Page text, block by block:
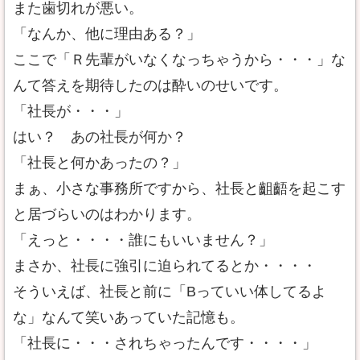
また歯切れが悪い。
「なんか、他に理由ある？」
ここで「Ｒ先輩がいなくなっちゃうから・・・」な
んて答えを期待したのは酔いのせいです。
「社長が・・・」
はい？ あの社長が何か？
「社長と何かあったの？」
まぁ、小さな事務所ですから、社長と齟齬を起こす
と居づらいのはわかります。
「えっと・・・・誰にもいいません？」
まさか、社長に強引に迫られてるとか・・・・
そういえば、社長と前に「Bっていい体してるよ
な」なんて笑いあっていた記憶も。
「社長に・・・されちゃったんです・・・・」